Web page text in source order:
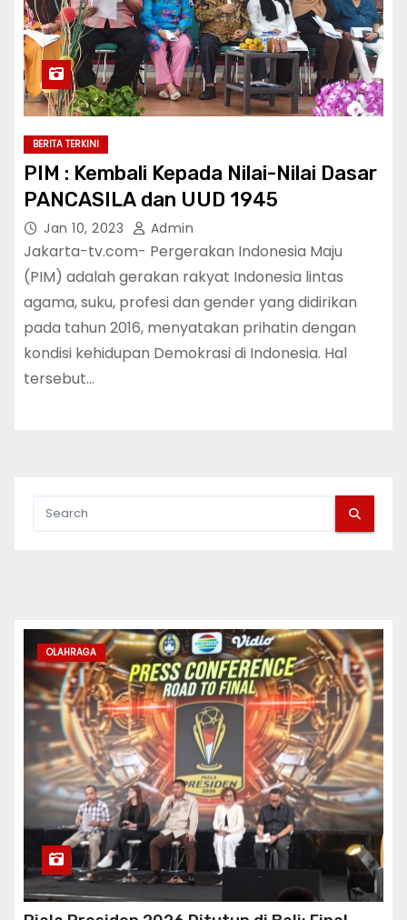
BERITA TERKINI
PIM : Kembali Kepada Nilai-Nilai Dasar
PANCASILA dan UUD 1945
Jan 10, 2023 Admin
Jakarta-tv.com- Pergerakan Indonesia Maju
(PIM) adalah gerakan rakyat Indonesia lintas
agama, suku, profesi dan gender yang didirikan
pada tahun 2016, menyatakan prihatin dengan
kondisi kehidupan Demokrasi di Indonesia. Hal
tersebut…
OLAHRAGA